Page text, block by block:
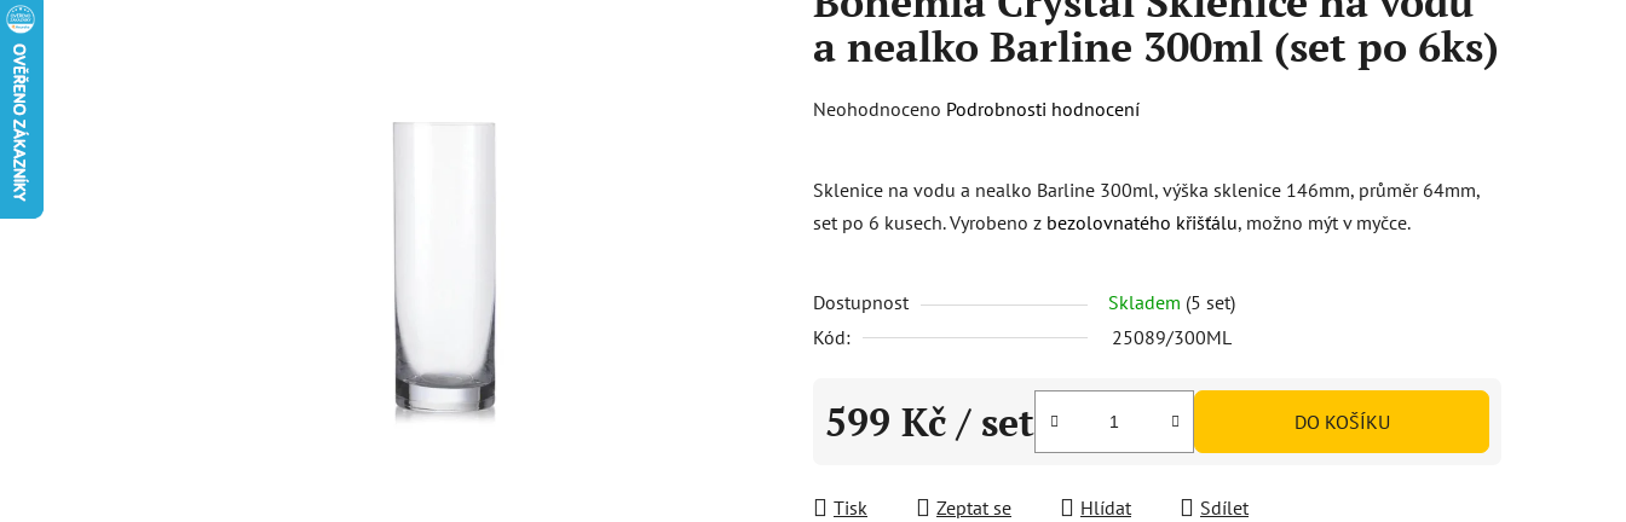
a nealko Barline 300ml (set po 6ks)
Průměrné
je
0,0
5
hvězdiček.
Neohodnoceno Podrobnosti hodnocení
Sklenice na vodu a nealko Barline 300ml, výška sklenice 146mm, průměr 64mm,
set po 6 kusech. Vyrobeno z bezolovnatého křišťálu, možno mýt v myčce.
Dostupnost Skladem (5 set)
Kód:
25089/300ML
599 Kč / set DO KOŠÍKU
Tisk Zeptat se Hlídat Sdílet